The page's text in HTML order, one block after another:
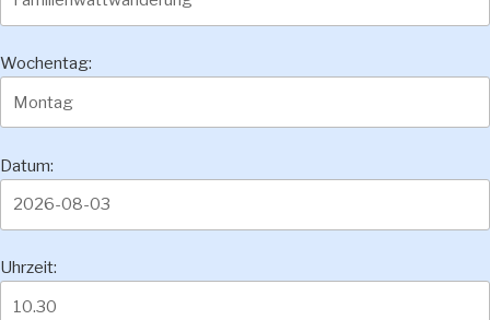
Wochentag:
Datum:
Uhrzeit: